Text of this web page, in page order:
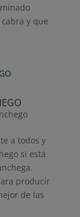
y que
a todos y
si está
producir
de las